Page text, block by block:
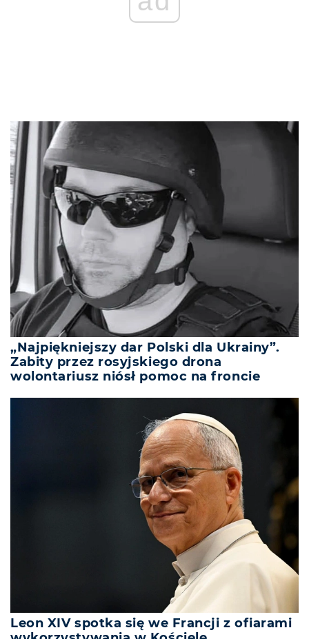
„Najpiękniejszy dar Polski dla Ukrainy”.
Zabity przez rosyjskiego drona
wolontariusz niósł pomoc na froncie
Leon XIV spotka się we Francji z ofiarami